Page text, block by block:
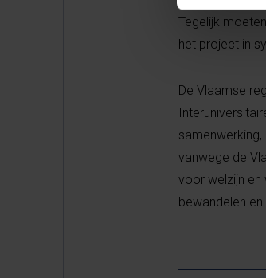
Tegelijk
het project in
De Vlaamse
vanwege de
voor welzijn en
bewandelen